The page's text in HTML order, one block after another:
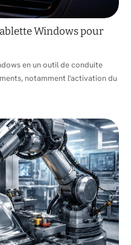
Windows pour
en un outil de conduite
notamment l'activation du